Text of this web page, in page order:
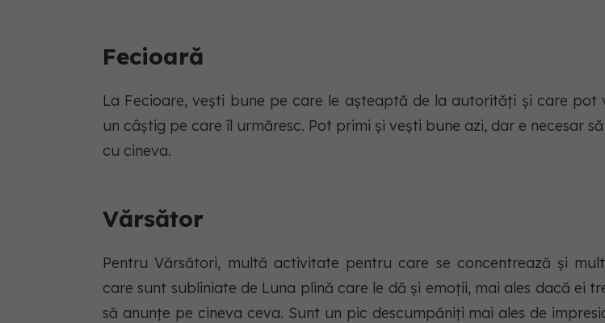
Fecioară
La Fecioare, vești bune pe care le așteaptă de la autorități și care pot
un câștig pe care îl urmăresc. Pot primi și vești bune azi, dar e necesar
cu cineva.
Vărsător
Pentru Vărsători, multă activitate pentru care se concentrează și
care sunt subliniate de Luna plină care le dă și emoții, mai ales dacă ei
să anunțe pe cineva ceva. Sunt un pic descumpăniți mai ales de